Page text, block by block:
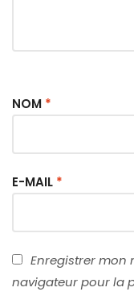
NOM *
E-MAIL *
Enregistrer mon
navigateur pour la